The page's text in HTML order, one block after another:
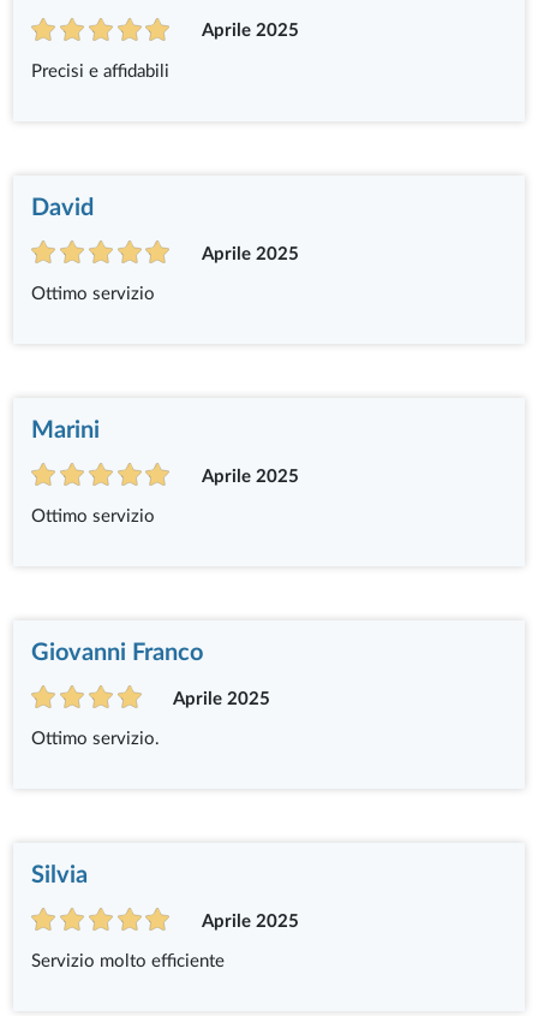
Aprile 2025
Precisi e affidabili
David
Aprile 2025
Ottimo servizio
Marini
Aprile 2025
Ottimo servizio
Giovanni Franco
Aprile 2025
Ottimo servizio.
Silvia
Aprile 2025
Servizio molto efficiente